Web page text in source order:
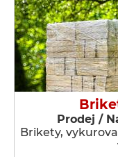
Prodej /
Brikety,